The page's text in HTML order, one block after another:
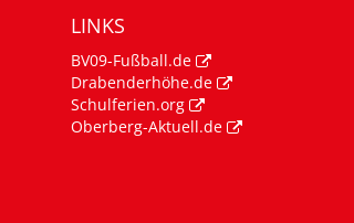
LINKS
BV09-Fußball.de
Drabenderhöhe.de
Schulferien.org
Oberberg-Aktuell.de